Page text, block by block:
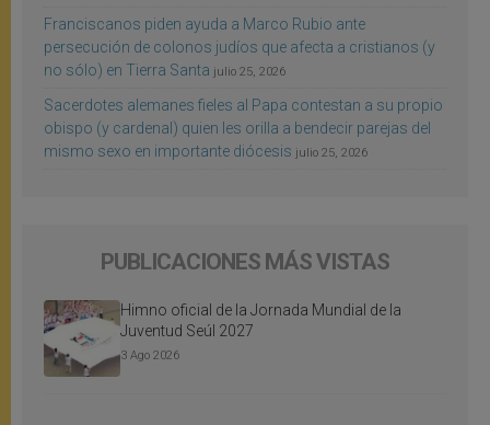
Franciscanos piden ayuda a Marco Rubio ante
persecución de colonos judíos que afecta a cristianos (y
no sólo) en Tierra Santa julio 25, 2026
Sacerdotes alemanes fieles al Papa contestan a su propio
obispo (y cardenal) quien les orilla a bendecir parejas del
mismo sexo en importante diócesis julio 25, 2026
PUBLICACIONES MÁS VISTAS
Himno oficial de la Jornada Mundial de la
Juventud Seúl 2027
3 Ago 2026